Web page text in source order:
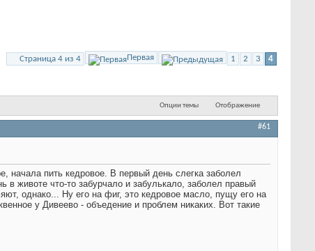
Страница 4 из 4 Первая 1 2 3 4
Опции темы Отображение
#61
пить кедровое. В первый день слегка заболел
животе что-то забурчало и забулькало, заболел правый
однако... Ну его на фиг, это кедровое масло, пущу его на
у Дивеево - объедение и проблем никаких. Вот такие